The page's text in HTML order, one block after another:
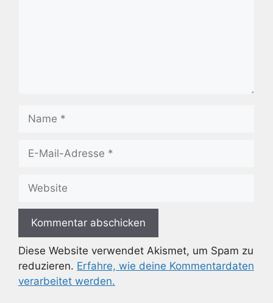
Mail-
Diese Website verwendet Akismet, um Spam zu
reduzieren. Erfahre, wie deine Kommentardaten
verarbeitet werden.